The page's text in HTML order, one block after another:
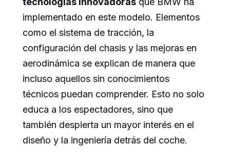
implementado en este modelo. Elementos
como el sistema de tracción, la
configuración del chasis y las mejoras en
aerodinámica se explican de manera que
incluso aquellos sin conocimientos
técnicos puedan comprender. Esto no solo
educa a los espectadores, sino que
también despierta un mayor interés en el
diseño y la ingeniería detrás del coche.